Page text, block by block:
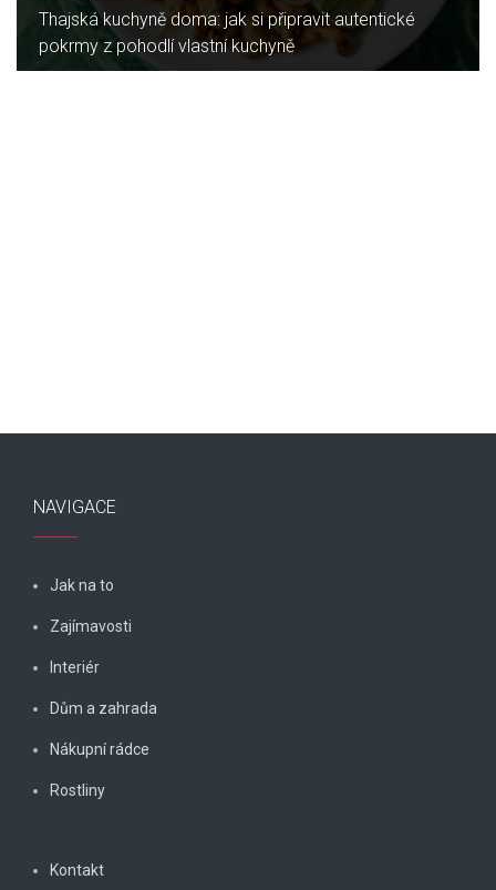
Jaký je rozdíl mezi indukční a sklokeramickou
deskou?
NAVIGACE
Jak na to
Zajímavosti
Interiér
Dům a zahrada
Nákupní rádce
Rostliny
Kontakt